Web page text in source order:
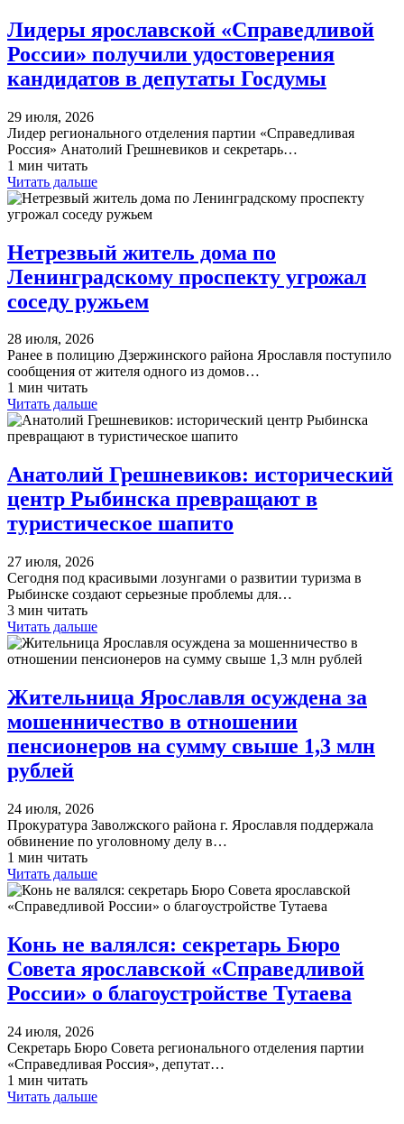
Лидеры ярославской «Справедливой
России» получили удостоверения
кандидатов в депутаты Госдумы
29 июля, 2026
Лидер регионального отделения партии «Справедливая
Россия» Анатолий Грешневиков и секретарь…
1 мин читать
Читать дальше
Нетрезвый житель дома по
Ленинградскому проспекту угрожал
соседу ружьем
28 июля, 2026
Ранее в полицию Дзержинского района Ярославля поступило
сообщения от жителя одного из домов…
1 мин читать
Читать дальше
Анатолий Грешневиков: исторический
центр Рыбинска превращают в
туристическое шапито
27 июля, 2026
Сегодня под красивыми лозунгами о развитии туризма в
Рыбинске создают серьезные проблемы для…
3 мин читать
Читать дальше
Жительница Ярославля осуждена за
мошенничество в отношении
пенсионеров на сумму свыше 1,3 млн
рублей
24 июля, 2026
Прокуратура Заволжского района г. Ярославля поддержала
обвинение по уголовному делу в…
1 мин читать
Читать дальше
Конь не валялся: секретарь Бюро
Совета ярославской «Справедливой
России» о благоустройстве Тутаева
24 июля, 2026
Секретарь Бюро Совета регионального отделения партии
«Справедливая Россия», депутат…
1 мин читать
Читать дальше